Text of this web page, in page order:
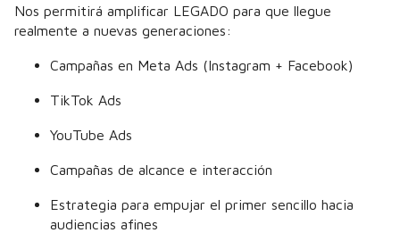
Nos permitirá amplificar LEGADO para que llegue
realmente a nuevas generaciones:
Campañas en Meta Ads (Instagram + Facebook)
TikTok Ads
YouTube Ads
Campañas de alcance e interacción
Estrategia para empujar el primer sencillo hacia
audiencias afines